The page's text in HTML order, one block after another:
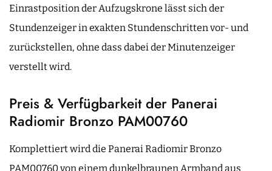
Einrastposition der Aufzugskrone lässt sich der
Stundenzeiger in exakten Stundenschritten vor- und
zurückstellen, ohne dass dabei der Minutenzeiger
verstellt wird.
Preis & Verfügbarkeit der Panerai
Radiomir Bronzo PAM00760
Komplettiert wird die Panerai Radiomir Bronzo
PAM00760 von einem dunkelbraunen Armband aus